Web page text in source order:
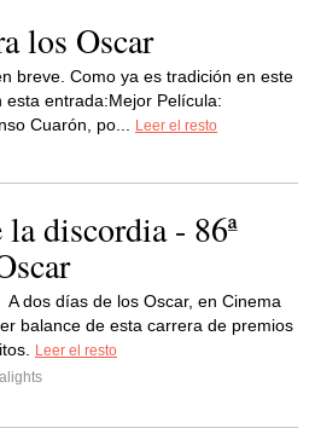
los Oscar
breve. Como ya es tradición en este
entrada:Mejor Película:
Cuarón, po...
Leer el resto
discordia - 86ª
A dos días de los Oscar, en Cinema
balance de esta carrera de premios
Leer el resto